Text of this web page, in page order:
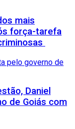
mais
força-tarefa
Daniel
de Goiás com